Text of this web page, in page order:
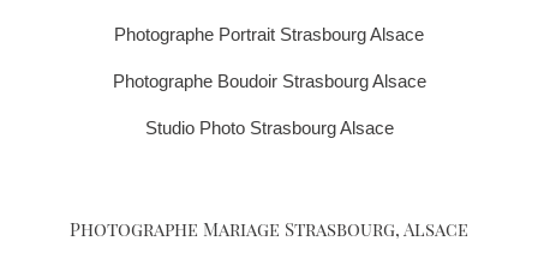
Photographe Portrait Strasbourg Alsace
Photographe Boudoir Strasbourg Alsace
Studio Photo Strasbourg Alsace
Photographe Mariage Strasbourg, Alsace